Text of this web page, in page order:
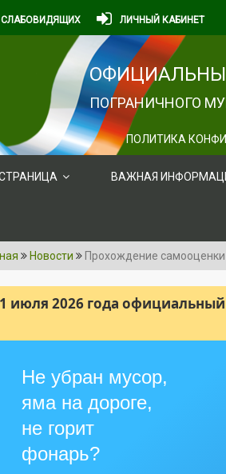
СЛАБОВИДЯЩИХ ЛИЧНЫЙ КАБИНЕТ
ПОГРАНИЧНОГО
ПОЛИТИКА
ВАЖНАЯ
Новости Прохождение самооценки
июля 2026 года
Не убран мусор,
яма на дороге,
не горит
фонарь?